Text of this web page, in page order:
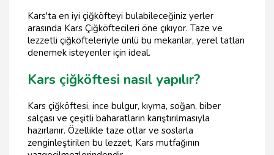
Kars'ta en iyi çiğköfteyi bulabileceğiniz yerler
arasında Kars Çiğköftecileri öne çıkıyor. Taze ve
lezzetli çiğköfteleriyle ünlü bu mekanlar, yerel tatları
denemek isteyenler için ideal.
Kars çiğköftesi nasıl yapılır?
Kars çiğköftesi, ince bulgur, kıyma, soğan, biber
salçası ve çeşitli baharatların karıştırılmasıyla
hazırlanır. Özellikle taze otlar ve soslarla
zenginleştirilen bu lezzet, Kars mutfağının